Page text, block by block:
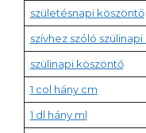
születésnapi köszöntő
szívhez szóló
szülinapi köszöntő
1 col hány cm
1 dl hány ml